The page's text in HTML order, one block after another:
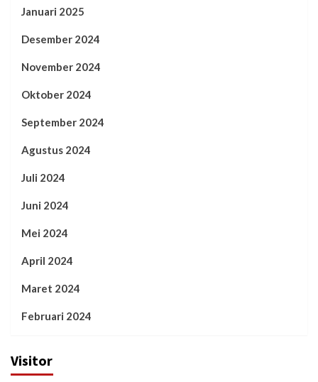
Januari 2025
Desember 2024
November 2024
Oktober 2024
September 2024
Agustus 2024
Juli 2024
Juni 2024
Mei 2024
April 2024
Maret 2024
Februari 2024
Visitor